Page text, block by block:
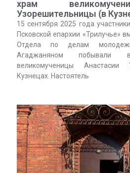
храм
Узорешительницы (в
15 сентября 2025 года
Псковской епархии «Трилучье»
Отдела по делам
Агаджаняном
великомученицы Анастасии
Кузнецах. Настоятель